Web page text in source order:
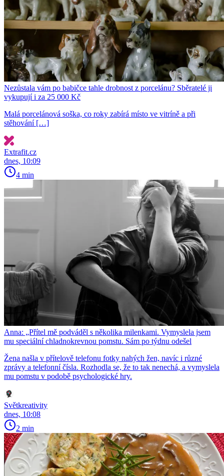
Nezůstala vám po babičce tahle drobnost z porcelánu? Sběratelé ji
vykupují i za 25 000 Kč
Malá porcelánová soška, co roky zabírá místo ve vitríně a při
stěhování […]
Extrafit.cz
dnes, 10:09
4 min
Anna: „Přítel mě podváděl s několika milenkami. Vymyslela jsem
mu speciální chladnokrevnou pomstu. Sám po týdnu odešel
Žena našla v přítelově telefonu fotky nahých žen, navíc i různé
zprávy a telefonní čísla. Rozhodla se, že to tak nenechá, a vymyslela
mu pomstu v podobě psychologické hry.
Světkreativity
dnes, 10:08
2 min